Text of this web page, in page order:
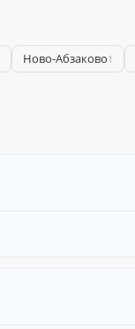
Ново-Абзаково1